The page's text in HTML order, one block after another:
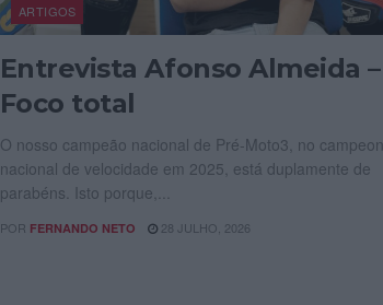
ARTIGOS
Entrevista Afonso Almeida –
Foco total
O nosso campeão nacional de Pré-Moto3, no
nacional de velocidade em 2025, está duplamente de
parabéns. Isto porque,...
POR FERNANDO NETO 28 JULHO, 2026